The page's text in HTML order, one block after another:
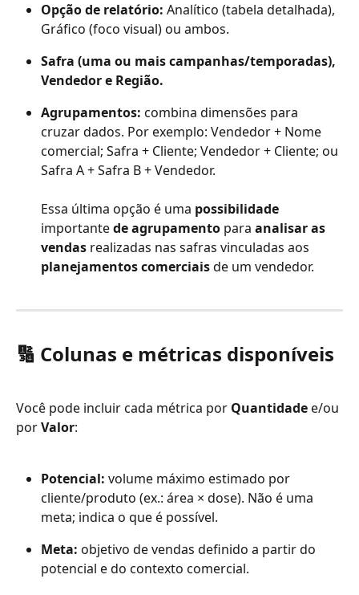
Opção de relatório: Analítico (tabela detalhada),
Gráfico (foco visual) ou ambos.
Safra (uma ou mais campanhas/temporadas),
Vendedor e Região.
Agrupamentos: combina dimensões para
cruzar dados. Por exemplo: Vendedor + Nome
comercial; Safra + Cliente; Vendedor + Cliente; ou
Safra A + Safra B + Vendedor.
Essa última opção é uma possibilidade
importante de agrupamento para analisar as
vendas realizadas nas safras vinculadas aos
planejamentos comerciais de um vendedor.
🔢 Colunas e métricas disponíveis
Você pode incluir cada métrica por Quantidade e/ou
por Valor:
Potencial: volume máximo estimado por
cliente/produto (ex.: área × dose). Não é uma
meta; indica o que é possível.
Meta: objetivo de vendas definido a partir do
potencial e do contexto comercial.